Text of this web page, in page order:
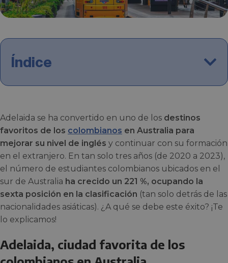
Índice
Adelaida se ha convertido en uno de los destinos
favoritos de los colombianos en Australia para
mejorar su nivel de inglés y continuar con su formación
en el extranjero. En tan solo tres años (de 2020 a 2023),
el número de estudiantes colombianos ubicados en el
sur de Australia ha crecido un 221 %, ocupando la
sexta posición en la clasificación (tan solo detrás de las
nacionalidades asiáticas). ¿A qué se debe este éxito? ¡Te
lo explicamos!
Adelaida, ciudad favorita de los